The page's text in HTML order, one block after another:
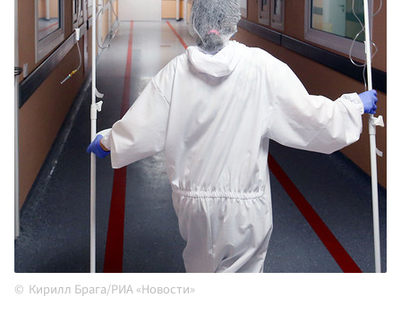
Кирилл Брага/РИА «Новости»